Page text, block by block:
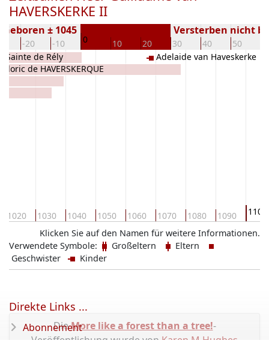
HAVERSKERKE II
-20 -10 0 10 20 30 40 50
Geboren ± 1045 Versterben nicht
1020 1030 1040 1050 1060 1070 1080 1090 1100
de HAVERSKERQUE
Sainte de Rély Adelaide van Haveskerke
Klicken Sie auf den Namen für weitere Informationen.
Verwendete Symbole:
Großeltern
Eltern
Geschwister
Kinder
DieMore like a forest than a tree!-
Direkte Links ...
Abonnement